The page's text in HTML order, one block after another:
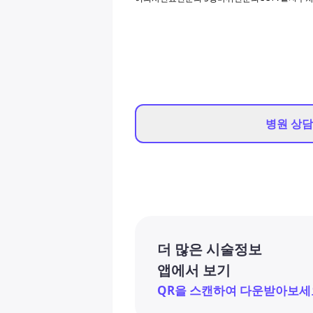
병원 상
더 많은 시술정보
앱에서 보기
QR을 스캔하여 다운받아보세